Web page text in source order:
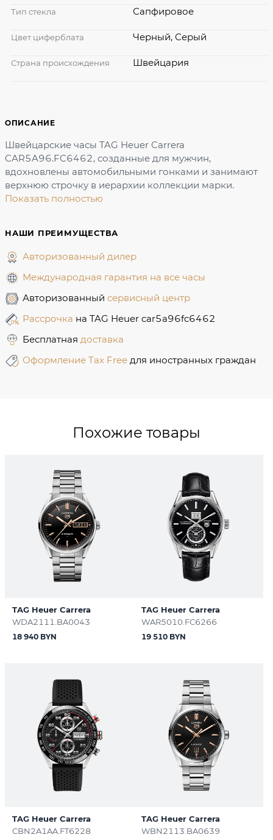
ОПИСАНИЕ
Швейцарские часы TAG Heuer Carrera
CAR5A96.FC6462, созданные для мужчин,
вдохновлены автомобильными гонками и занимают
верхнюю строчку в иерархии коллекции марки.
Показать полностью
НАШИ ПРЕИМУЩЕСТВА
Авторизованный дилер
Международная гарантия на все часы
Авторизованный сервисный центр
Рассрочка на TAG Heuer car5a96fc6462
Бесплатная доставка
Оформление Tax Free для иностранных граждан
Тип стекла Сапфировое
Цвет циферблата Черный, Серый
Страна происхождения Швейцария
Похожие товары
TAG Heuer Carrera
WDA2111.BA0043
18 940 BYN
TAG Heuer Carrera
WAR5010.FC6266
19 510 BYN
TAG Heuer Carrera
CBN2A1AA.FT6228
TAG Heuer Carrera
WBN2113.BA0639